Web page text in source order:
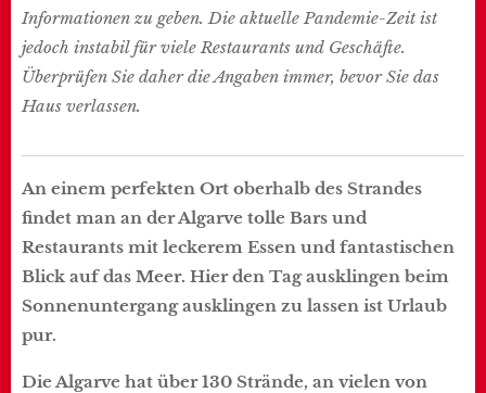
Informationen zu geben. Die aktuelle Pandemie-Zeit ist
jedoch instabil für viele Restaurants und Geschäfte.
Überprüfen Sie daher die Angaben immer, bevor Sie das
Haus verlassen.
An einem perfekten Ort oberhalb des Strandes
findet man an der Algarve tolle Bars und
Restaurants mit leckerem Essen und fantastischen
Blick auf das Meer. Hier den Tag ausklingen beim
Sonnenuntergang ausklingen zu lassen ist Urlaub
pur.
Die Algarve hat über 130 Strände, an vielen von